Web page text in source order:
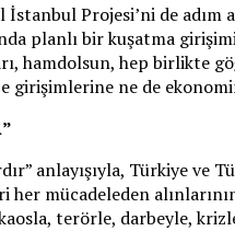
Projesi’ni de
planlı bir kuşatma
hamdolsun, hep birlikte
girişimlerine ne de
anlayışıyla, Türkiye
mücadeleden
terörle, darbeyle,